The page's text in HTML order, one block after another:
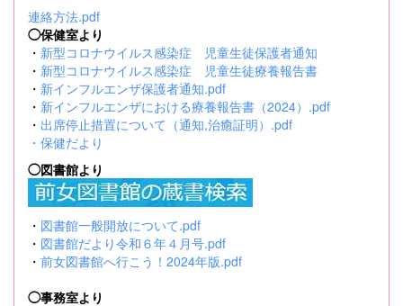
連絡方法.pdf
◯保健室より
・ 新型コロナウイルス感染症 児童生徒保護者通知
・ 新型コロナウイルス感染症 児童生徒療養報告書
・ 新インフルエンザ保護者通知.pdf
・ 新インフルエンザにおける療養報告書（2024）.pdf
・ 出席停止措置について（通知,治癒証明）.pdf
・ 保健だより
◯図書館より
・ 図書館一般開放について.pdf
・ 図書館だより令和６年４月号.pdf
・ 前女図書館へ行こう！2024年版.pdf
◯事務室より